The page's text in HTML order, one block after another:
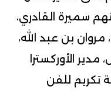
سميرة القادري،
بن عبد الله،
الأوركسترا
تكريم للفن